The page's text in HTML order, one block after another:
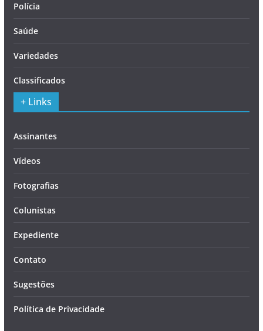
Polícia
Saúde
Variedades
Classificados
+ Links
Assinantes
Vídeos
Fotografias
Colunistas
Expediente
Contato
Sugestões
Política de Privacidade